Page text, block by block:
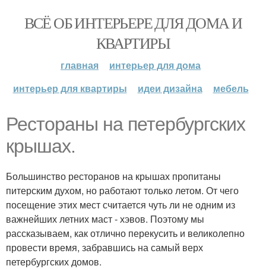
ВСЁ ОБ ИНТЕРЬЕРЕ ДЛЯ ДОМА И
КВАРТИРЫ
главная
интерьер для дома
интерьер для квартиры
идеи дизайна мебель
Рестораны на петербургских
крышах.
Большинство ресторанов на крышах пропитаны
питерским духом, но работают только летом. От чего
посещение этих мест считается чуть ли не одним из
важнейших летних маст - хэвов. Поэтому мы
рассказываем, как отлично перекусить и великолепно
провести время, забравшись на самый верх
петербургских домов.